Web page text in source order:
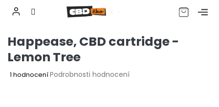
obsah
CZK
Happease, CBD cartridge -
Lemon Tree
Průměrné
1 hodnoceníPodrobnosti hodnocení